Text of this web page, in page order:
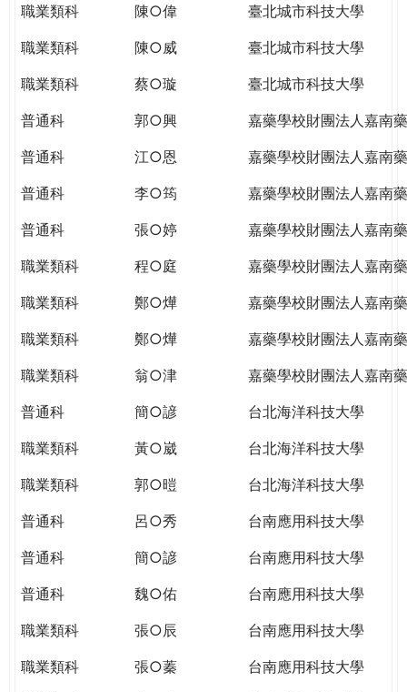
職業類科
陳○偉
臺北城市科技大學
職業類科
陳○威
臺北城市科技大學
職業類科
蔡○璇
臺北城市科技大學
普通科
郭○興
嘉藥學校財團法人嘉南
普通科
江○恩
嘉藥學校財團法人嘉南
普通科
李○筠
嘉藥學校財團法人嘉南
普通科
張○婷
嘉藥學校財團法人嘉南
職業類科
程○庭
嘉藥學校財團法人嘉南
職業類科
鄭○燁
嘉藥學校財團法人嘉南
職業類科
鄭○燁
嘉藥學校財團法人嘉南
職業類科
翁○津
嘉藥學校財團法人嘉南
普通科
簡○諺
台北海洋科技大學
職業類科
黃○崴
台北海洋科技大學
職業類科
郭○暟
台北海洋科技大學
普通科
呂○秀
台南應用科技大學
普通科
簡○諺
台南應用科技大學
普通科
魏○佑
台南應用科技大學
職業類科
張○辰
台南應用科技大學
職業類科
張○蓁
台南應用科技大學